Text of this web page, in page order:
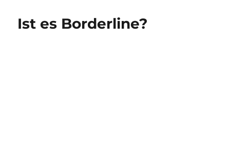
Ist es Borderline?